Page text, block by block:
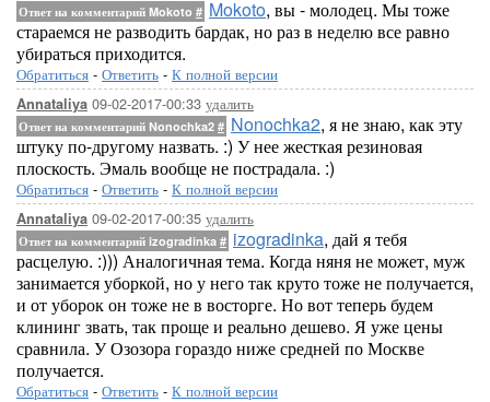
Ответ на комментарий Mokoto # Mokoto, вы - молодец. Мы тоже
стараемся не разводить бардак, но раз в неделю все равно
убираться приходится.
Обратиться - Ответить - К полной версии
Annataliya 09-02-2017-00:33 удалить
Ответ на комментарий Nonochka2 # Nonochka2, я не знаю, как эту
штуку по-другому назвать. :) У нее жесткая резиновая
плоскость. Эмаль вообще не пострадала. :)
Обратиться - Ответить - К полной версии
Annataliya 09-02-2017-00:35 удалить
Ответ на комментарий izogradinka # izogradinka, дай я тебя
расцелую. :))) Аналогичная тема. Когда няня не может, муж
занимается уборкой, но у него так круто тоже не получается,
и от уборок он тоже не в восторге. Но вот теперь будем
клининг звать, так проще и реально дешево. Я уже цены
сравнила. У Озозора гораздо ниже средней по Москве
получается.
Обратиться - Ответить - К полной версии